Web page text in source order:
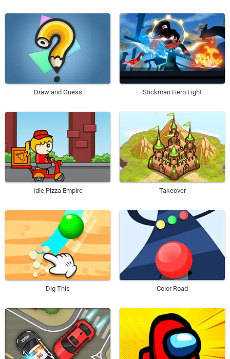
Draw and Guess Stickman Hero Fight
Idle Pizza Empire Takeover
Dig This Color Road